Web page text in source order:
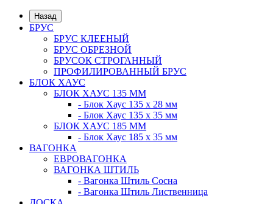
Назад
БРУС
БРУС КЛЕЕНЫЙ
БРУС ОБРЕЗНОЙ
БРУСОК СТРОГАННЫЙ
ПРОФИЛИРОВАННЫЙ БРУС
БЛОК ХАУС
БЛОК ХАУС 135 ММ
- Блок Хаус 135 х 28 мм
- Блок Хаус 135 х 35 мм
БЛОК ХАУС 185 ММ
- Блок Хаус 185 х 35 мм
ВАГОНКА
ЕВРОВАГОНКА
ВАГОНКА ШТИЛЬ
- Вагонка Штиль Сосна
- Вагонка Штиль Лиственница